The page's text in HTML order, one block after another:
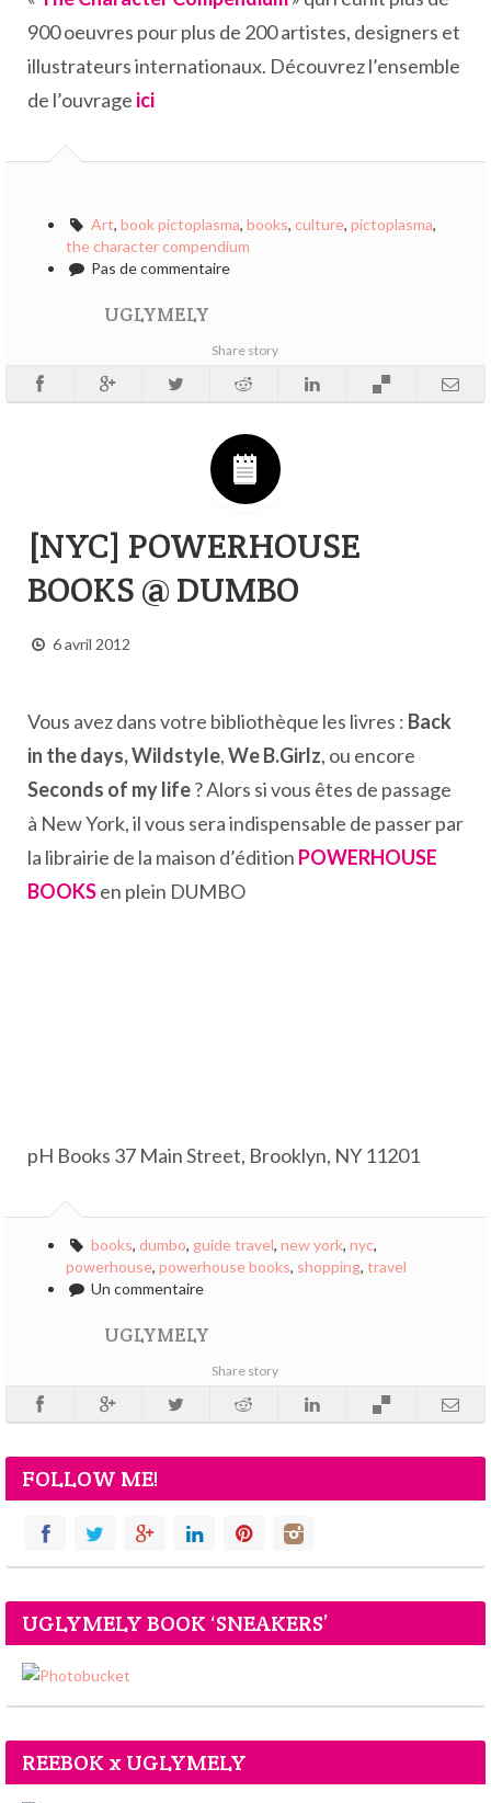
900 oeuvres pour plus de 200 artistes, designers et
illustrateurs internationaux. Découvrez l’ensemble
de l’ouvrage ici
Art, book pictoplasma, books, culture, pictoplasma,
the character compendium
Pas de commentaire
UGLYMELY
Share story
[NYC] POWERHOUSE
BOOKS @ DUMBO
6 avril 2012
Vous avez dans votre bibliothèque les livres : Back
in the days,Wildstyle,We B.Girlz, ou encore
Seconds of my life? Alors si vous êtes de passage
à New York, il vous sera indispensable de passer par
la librairie de la maison d’édition POWERHOUSE
BOOKSen plein DUMBO
pH Books 37 Main Street, Brooklyn, NY 11201
books, dumbo, guide travel, new york, nyc,
powerhouse, powerhouse books, shopping, travel
Un commentaire
UGLYMELY
Share story
FOLLOW ME!
UGLYMELY BOOK ‘SNEAKERS’
REEBOK x UGLYMELY